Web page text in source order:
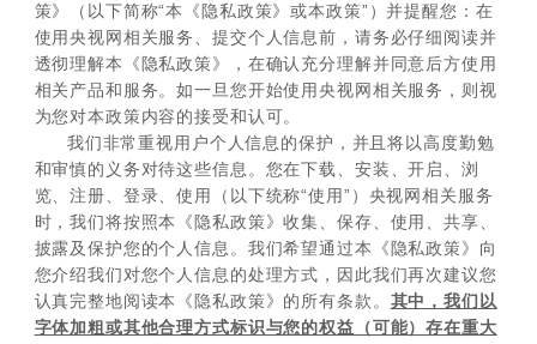
策》（以下简称“本《隐私政策》或本政策”）并提醒您：在
使用央视网相关服务、提交个人信息前，请务必仔细阅读并
透彻理解本《隐私政策》，在确认充分理解并同意后方使用
相关产品和服务。如一旦您开始使用央视网相关服务，则视
为您对本政策内容的接受和认可。
我们非常重视用户个人信息的保护，并且将以高度勤勉
和审慎的义务对待这些信息。您在下载、安装、开启、浏
览、注册、登录、使用（以下统称“使用”）央视网相关服务
时，我们将按照本《隐私政策》收集、保存、使用、共享、
披露及保护您的个人信息。我们希望通过本《隐私政策》向
您介绍我们对您个人信息的处理方式，因此我们再次建议您
认真完整地阅读本《隐私政策》的所有条款。 其中，我们以
字体加粗或其他合理方式标识与您的权益（可能）存在重大